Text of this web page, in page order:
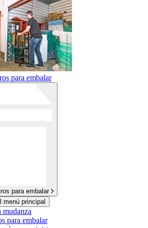
para embalar
para embalar
menú principal
mudanza
para embalar